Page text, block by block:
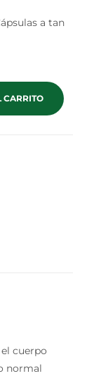
a tan
CARRITO
cuerpo
normal